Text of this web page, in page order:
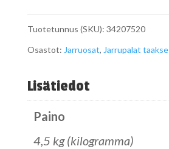
taakse
määrä
Tuotetunnus (SKU): 34207520
Osastot: Jarruosat, Jarrupalat taakse
Lisätiedot
Paino
4,5 kg (kilogramma)